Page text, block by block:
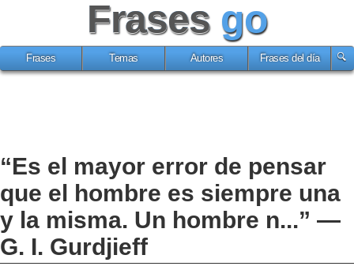
Frases go
Frases Temas Autores Frases del día
“Es el mayor error de pensar
que el hombre es siempre una
y la misma. Un hombre n...” —
G. I. Gurdjieff